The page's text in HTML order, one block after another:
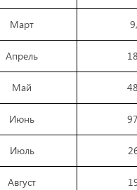
Март
Апрель
Май
Июнь
Июль
Август